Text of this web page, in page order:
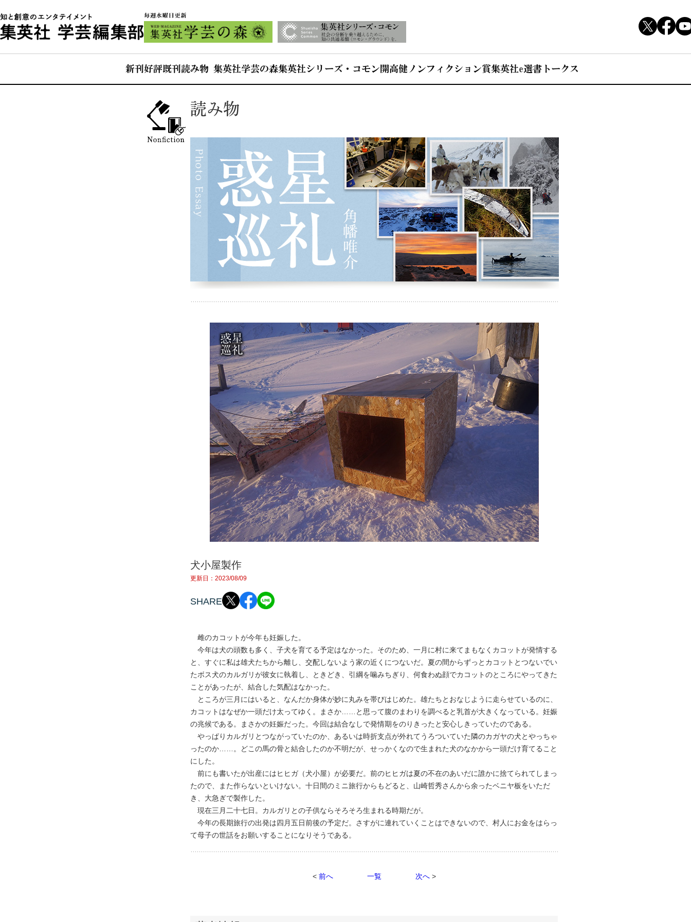
新刊 好評既刊 読み物 集英社学芸の森集英社シリーズ・コモン 開高健ノンフィクション賞集英社e選書トークス
読み物
犬小屋製作
更新日：2023/08/09
SHARE
雌のカコットが今年も妊娠した。
今年は犬の頭数も多く、子犬を育てる予定はなかった。そのため、一月に村に来てまもなくカコットが発情する
と、すぐに私は雄犬たちから離し、交配しないよう家の近くにつないだ。夏の間からずっとカコットとつないでい
たボス犬のカルガリが彼女に執着し、ときどき、引綱を噛みちぎり、何食わぬ顔でカコットのところにやってきた
ことがあったが、結合した気配はなかった。
ところが三月にはいると、なんだか身体が妙に丸みを帯びはじめた。雄たちとおなじように走らせているのに、
カコットはなぜか一頭だけ太ってゆく。まさか……と思って腹のまわりを調べると乳首が大きくなっている。妊娠
の兆候である。まさかの妊娠だった。今回は結合なしで発情期をのりきったと安心しきっていたのである。
やっぱりカルガリとつながっていたのか、あるいは時折支点が外れてうろついていた隣のカガヤの犬とやっちゃ
ったのか……。どこの馬の骨と結合したのか不明だが、せっかくなので生まれた犬のなかから一頭だけ育てること
にした。
前にも書いたが出産にはヒヒガ（犬小屋）が必要だ。前のヒヒガは夏の不在のあいだに誰かに捨てられてしまっ
たので、また作らないといけない。十日間のミニ旅行からもどると、山崎哲秀さんから余ったベニヤ板をいただ
き、大急ぎで製作した。
現在三月二十七日。カルガリとの子供ならそろそろ生まれる時期だが。
今年の長期旅行の出発は四月五日前後の予定だ。さすがに連れていくことはできないので、村人にお金をはらっ
て母子の世話をお願いすることになりそうである。
< 前へ 一覧 次へ>